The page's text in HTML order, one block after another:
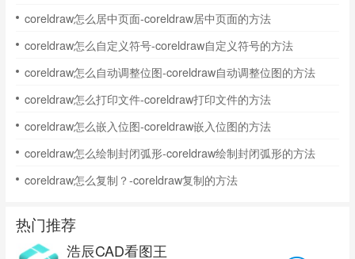
coreldraw怎么居中页面-coreldraw居中页面的方法
coreldraw怎么自定义符号-coreldraw自定义符号的方法
coreldraw怎么自动调整位图-coreldraw自动调整位图的方法
coreldraw怎么打印文件-coreldraw打印文件的方法
coreldraw怎么嵌入位图-coreldraw嵌入位图的方法
coreldraw怎么绘制封闭弧形-coreldraw绘制封闭弧形的方法
coreldraw怎么复制？-coreldraw复制的方法
热门推荐
浩辰CAD看图王